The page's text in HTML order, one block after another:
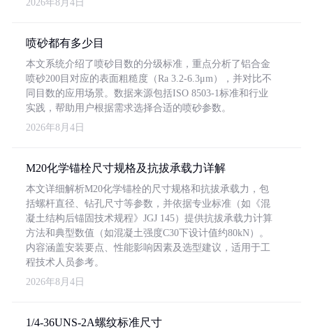
2026年8月4日
喷砂都有多少目
本文系统介绍了喷砂目数的分级标准，重点分析了铝合金
喷砂200目对应的表面粗糙度（Ra 3.2-6.3μm），并对比不
同目数的应用场景。数据来源包括ISO 8503-1标准和行业
实践，帮助用户根据需求选择合适的喷砂参数。
2026年8月4日
M20化学锚栓尺寸规格及抗拔承载力详解
本文详细解析M20化学锚栓的尺寸规格和抗拔承载力，包
括螺杆直径、钻孔尺寸等参数，并依据专业标准（如《混
凝土结构后锚固技术规程》JGJ 145）提供抗拔承载力计算
方法和典型数值（如混凝土强度C30下设计值约80kN）。
内容涵盖安装要点、性能影响因素及选型建议，适用于工
程技术人员参考。
2026年8月4日
1/4-36UNS-2A螺纹标准尺寸